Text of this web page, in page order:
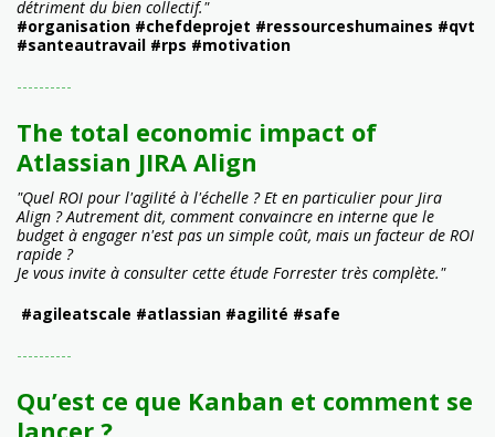
détriment du bien collectif."
#organisation #chefdeprojet #ressourceshumaines #qvt
#santeautravail #rps #motivation
----------
The total economic impact of
Atlassian JIRA Align
"Quel ROI pour l'agilité à l'échelle ? Et en particulier pour Jira
Align ? Autrement dit, comment convaincre en interne que le
budget à engager n'est pas un simple coût, mais un facteur de ROI
rapide ?
Je vous invite à consulter cette étude Forrester très complète."
#agileatscale #atlassian #agilité #safe
----------
Qu’est ce que Kanban et comment se